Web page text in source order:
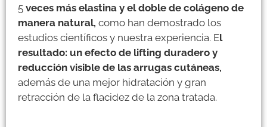
5 veces más elastina y el doble de colágeno de
manera natural, como han demostrado los
estudios científicos y nuestra experiencia. El
resultado: un efecto de lifting duradero y
reducción visible de las arrugas cutáneas,
además de una mejor hidratación y gran
retracción de la flacidez de la zona tratada.